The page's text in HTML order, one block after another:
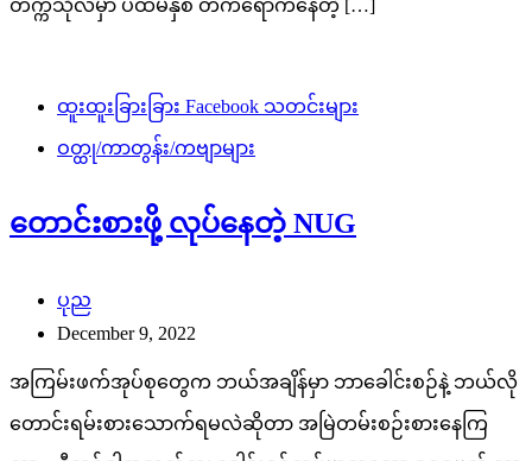
တက္ကသိုလ်မှာ ပထမနှစ် တက်ရောက်နေတဲ့ […]
ထူးထူးခြားခြား Facebook သတင်းများ
ဝတ္ထု/ကာတွန်း/ကဗျာများ
တောင်းစားဖို့ လုပ်နေတဲ့ NUG
ပုည
December 9, 2022
အကြမ်းဖက်အုပ်စုတွေက ဘယ်အချိန်မှာ ဘာခေါင်းစဉ်နဲ့ ဘယ်လို
တောင်းရမ်းစားသောက်ရမလဲဆိုတာ အမြဲတမ်းစဉ်းစားနေကြ